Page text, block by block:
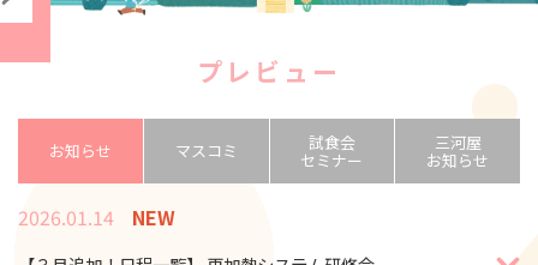
プレビュー
お知らせ マスコミ 試食会
セミナー
三河屋
お知らせ
2026.01.14 NEW